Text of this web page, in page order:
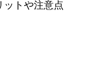
ットや注意点